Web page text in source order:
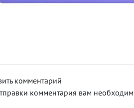
комментарий
комментария вам